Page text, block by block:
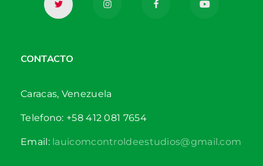
CONTACTO
Caracas, Venezuela
Telefono: +58 412 081 7654
Email:lauicomcontroldeestudios@gmail.com